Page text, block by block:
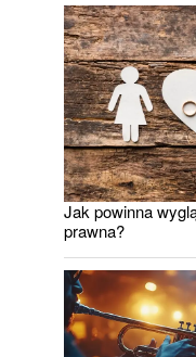
Jak powinna
prawna?